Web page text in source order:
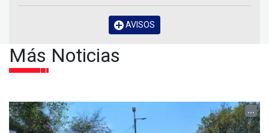
AVISOS
Más Noticias
...